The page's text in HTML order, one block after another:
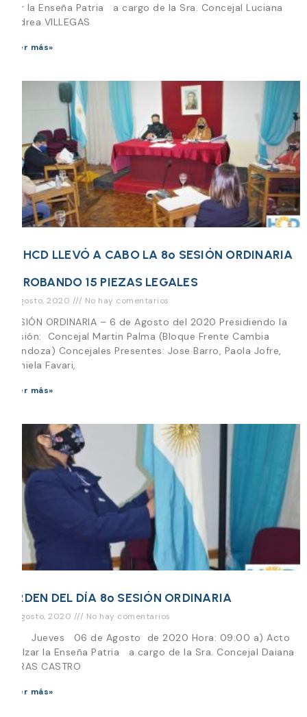
Izar la Enseña Patria a cargo de la Sra. Concejal Luciana
Andrea VILLEGAS
Leer más»
EL HCD LLEVÓ A CABO LA 8º SESIÓN ORDINARIA
APROBANDO 15 PIEZAS LEGALES
7 agosto, 2020 No hay comentarios
SESIÓN ORDINARIA – 6 de Agosto del 2020 Presidiendo la
Sesión: Concejal Martin Palma (Bloque Frente Cambia
Mendoza) Concejales Presentes: Jose Barro, Paola Jofre,
Daniela Favari,
Leer más»
ORDEN DEL DÍA 8º SESIÓN ORDINARIA
5 agosto, 2020 No hay comentarios
Día Jueves 06 de Agosto de 2020 Hora: 09:00 a) Acto
de Izar la Enseña Patria a cargo de la Sra. Concejal Daiana
VARAS CASTRO
Leer más»